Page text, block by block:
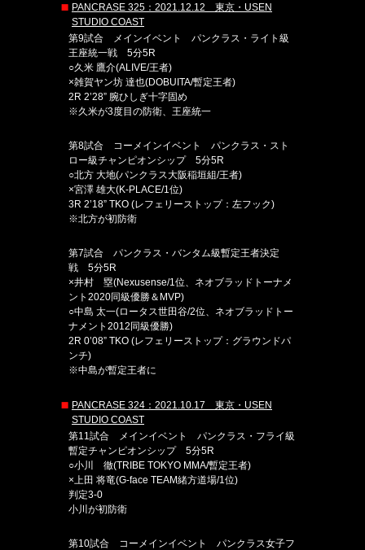
PANCRASE 325：2021.12.12 東京・USEN
STUDIO COAST
第9試合 メインイベント パンクラス・ライト級
王座統一戦 5分5R
○久米 鷹介(ALIVE/王者)
×雑賀ヤン坊 達也(DOBUITA/暫定王者)
2R 2’28” 腕ひしぎ十字固め
※久米が3度目の防衛、王座統一
第8試合 コーメインイベント パンクラス・スト
ロー級チャンピオンシップ 5分5R
○北方 大地(パンクラス大阪稲垣組/王者)
×宮澤 雄大(K-PLACE/1位)
3R 2’18” TKO (レフェリーストップ：左フック)
※北方が初防衛
第7試合 パンクラス・バンタム級暫定王者決定
戦 5分5R
×井村 塁(Nexusense/1位、ネオブラッドトーナメ
ント2020同級優勝＆MVP)
○中島 太一(ロータス世田谷/2位、ネオブラッドトー
ナメント2012同級優勝)
2R 0’08” TKO (レフェリーストップ：グラウンドパ
ンチ)
※中島が暫定王者に
PANCRASE 324：2021.10.17 東京・USEN
STUDIO COAST
第11試合 メインイベント パンクラス・フライ級
暫定チャンピオンシップ 5分5R
○小川 徹(TRIBE TOKYO MMA/暫定王者)
×上田 将竜(G-face TEAM緒方道場/1位)
判定3-0
小川が初防衛
第10試合 コーメインイベント パンクラス女子フ